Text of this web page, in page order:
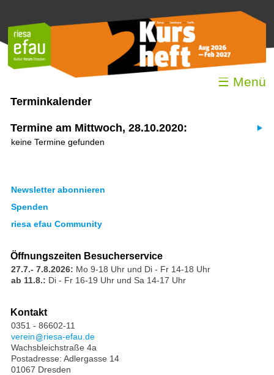
☰ Menü
Terminkalender
Termine am Mittwoch, 28.10.2020:
keine Termine gefunden
Newsletter abonnieren
Spenden
riesa efau Community
Öffnungszeiten Besucherservice
27.7.- 7.8.2026: Mo 9-18 Uhr und Di - Fr 14-18 Uhr
ab 11.8.: Di - Fr 16-19 Uhr und Sa 14-17 Uhr
Kontakt
0351 - 86602-11
verein
riesa-efau.de
Wachsbleichstraße 4a
Postadresse: Adlergasse 14
01067 Dresden